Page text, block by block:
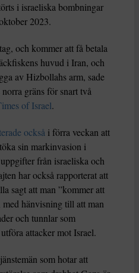
i israeliska bombningar
2023.
och kommer att få betala
huvud i Iran, och
av Hizbollahs arm, sade
gräns för snart två
of Israel.
också i förra veckan att
sin markinvasion i
från israeliska och
har också rapporterat att
sagt att man ”kommer att
hänvisning till att man
och tunnlar som
attacker mot Israel.
som hotar att